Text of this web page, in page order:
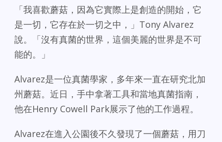
「我喜歡蘑菇，因為它實際上是創造的開始，它
是一切，它存在於一切之中，」Tony Alvarez
說。「沒有真菌的世界，這個美麗的世界是不可
能的。」
Alvarez是一位真菌學家，多年來一直在研究北加
州蘑菇。近日，手中拿著工具和當地真菌指南，
他在Henry Cowell Park展示了他的工作過程。
Alvarez在進入公園後不久發現了一個蘑菇，用刀